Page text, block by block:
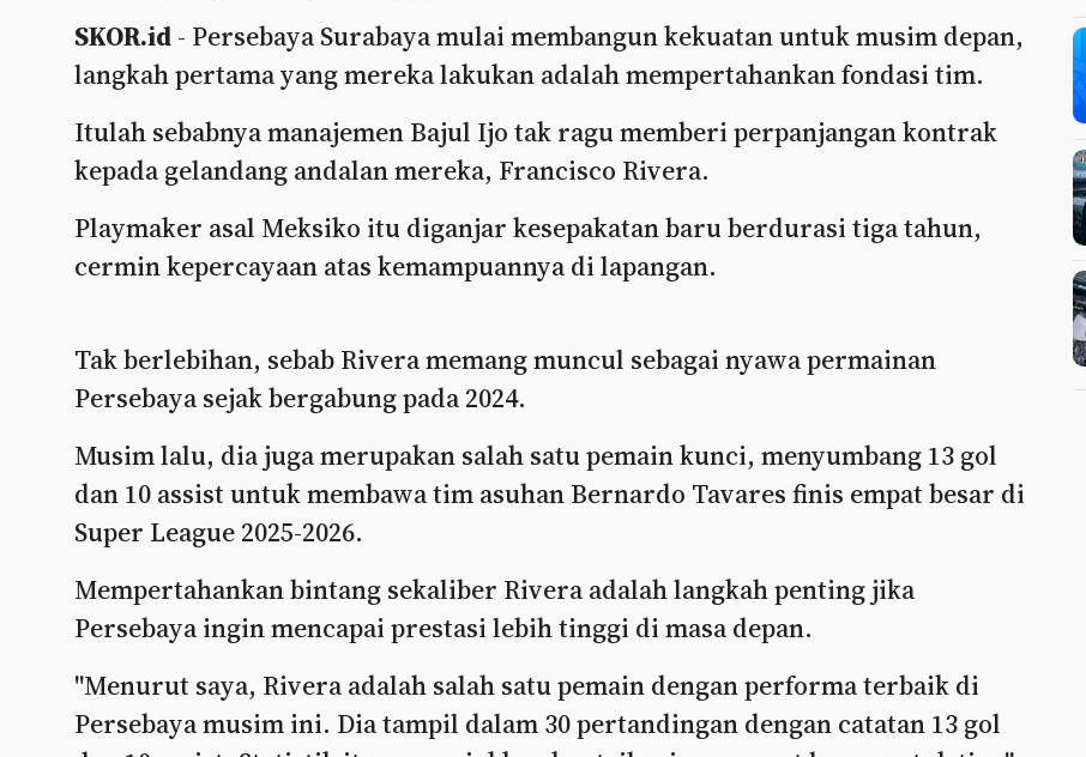
SKOR.id - Persebaya Surabaya mulai membangun kekuatan untuk musim depan,
langkah pertama yang mereka lakukan adalah mempertahankan fondasi tim.
Itulah sebabnya manajemen Bajul Ijo tak ragu memberi perpanjangan kontrak
kepada gelandang andalan mereka, Francisco Rivera.
Playmaker asal Meksiko itu diganjar kesepakatan baru berdurasi tiga tahun,
cermin kepercayaan atas kemampuannya di lapangan.
Tak berlebihan, sebab Rivera memang muncul sebagai nyawa permainan
Persebaya sejak bergabung pada 2024.
Musim lalu, dia juga merupakan salah satu pemain kunci, menyumbang 13 gol
dan 10 assist untuk membawa tim asuhan Bernardo Tavares finis empat besar di
Super League 2025-2026.
Mempertahankan bintang sekaliber Rivera adalah langkah penting jika
Persebaya ingin mencapai prestasi lebih tinggi di masa depan.
"Menurut saya, Rivera adalah salah satu pemain dengan performa terbaik di
Persebaya musim ini. Dia tampil dalam 30 pertandingan dengan catatan 13 gol